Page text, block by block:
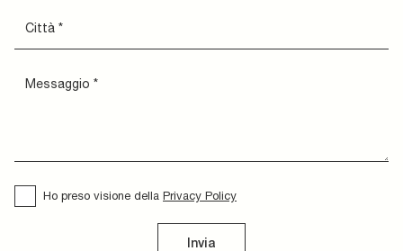
Ho preso visione della Privacy Policy
Invia